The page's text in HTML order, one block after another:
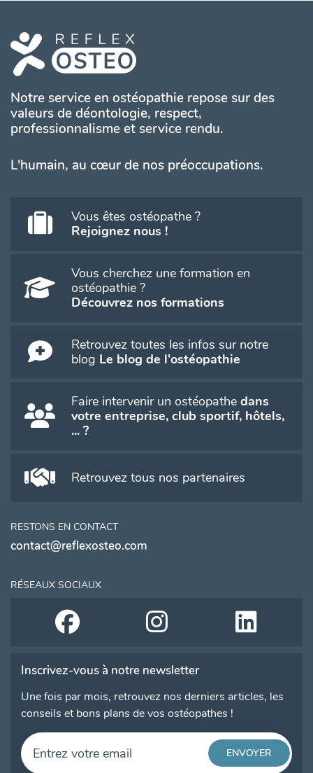
Notre service en ostéopathie repose sur des
valeurs de déontologie, respect,
professionnalisme et service rendu.
L'humain, au cœur de nos préoccupations.
Vous êtes ostéopathe ?
Rejoignez nous !
Vous cherchez une formation en
ostéopathie ?
Découvrez nos formations
Retrouvez toutes les infos sur notre
blog Le blog de l'ostéopathie
Faire intervenir un ostéopathe dans
votre entreprise, club sportif, hôtels,
... ?
Retrouvez tous nos partenaires
RESTONS EN CONTACT
contact@reflexosteo.com
RÉSEAUX SOCIAUX
Inscrivez-vous à notre newsletter
Une fois par mois, retrouvez nos derniers articles, les
conseils et bons plans de vos ostéopathes !